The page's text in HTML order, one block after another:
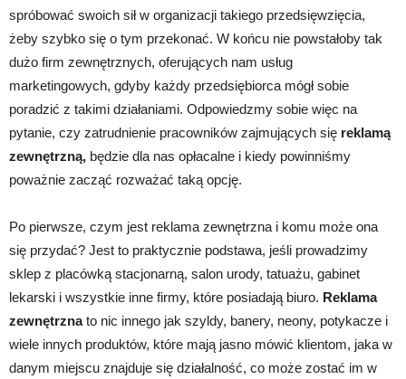
spróbować swoich sił w organizacji takiego przedsięwzięcia,
żeby szybko się o tym przekonać. W końcu nie powstałoby tak
dużo firm zewnętrznych, oferujących nam usług
marketingowych, gdyby każdy przedsiębiorca mógł sobie
poradzić z takimi działaniami. Odpowiedzmy sobie więc na
pytanie, czy zatrudnienie pracowników zajmujących się reklamą
zewnętrzną, będzie dla nas opłacalne i kiedy powinniśmy
poważnie zacząć rozważać taką opcję.
Po pierwsze, czym jest reklama zewnętrzna i komu może ona
się przydać? Jest to praktycznie podstawa, jeśli prowadzimy
sklep z placówką stacjonarną, salon urody, tatuażu, gabinet
lekarski i wszystkie inne firmy, które posiadają biuro. Reklama
zewnętrznato nic innego jak szyldy, banery, neony, potykacze i
wiele innych produktów, które mają jasno mówić klientom, jaka w
danym miejscu znajduje się działalność, co może zostać im w